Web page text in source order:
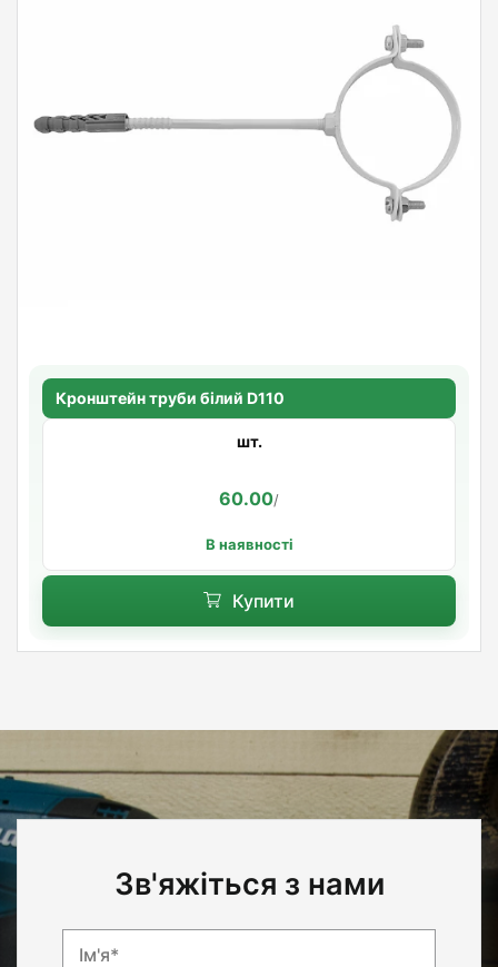
Кронштейн труби білий D110
шт.
60.00/
В наявності
Купити
Зв'яжіться з нами
Ім'я*